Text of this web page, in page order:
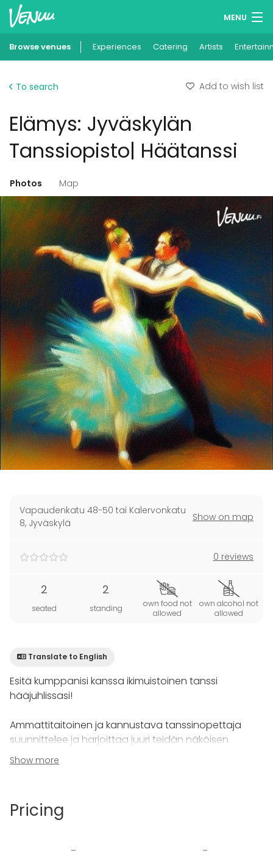
MENU
Wish lists
Add your venue
Browse venues Experiences Catering Artists
To search Add to wish list
Elämys: Jyväskylän
Tanssiopisto| Häätanssi
Photos Map
Vapaudenkatu 48-50 tai Kalervonkatu
8, Jyväskylä
Show on map
0 reviews
2
seated
2
standing
own food not
allowed
own alcohol not
allowed
Translate to English
Esitä kumppanisi kanssa ikimuistoinen tanssi
hääjuhlissasi!
Ammattitaitoinen ja kannustava tanssinopettaja
suunnittelee ja harjoittaa juuri teidän näköisen
tanssin haluamaanne musiikkiin. Tuntien avulla opitte
tanssin perusteet tai kehitätte tanssitekniikkaa
Häätanssitunnit ovat myös mainio tapa rentoutua ja
Show more
Pricing
- -